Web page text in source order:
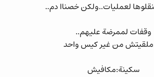
لعمليات..ولكن خصناا دم..
وقفات لممرضة عليهم..
من غير كيس واحد
سكينة:مكافيش